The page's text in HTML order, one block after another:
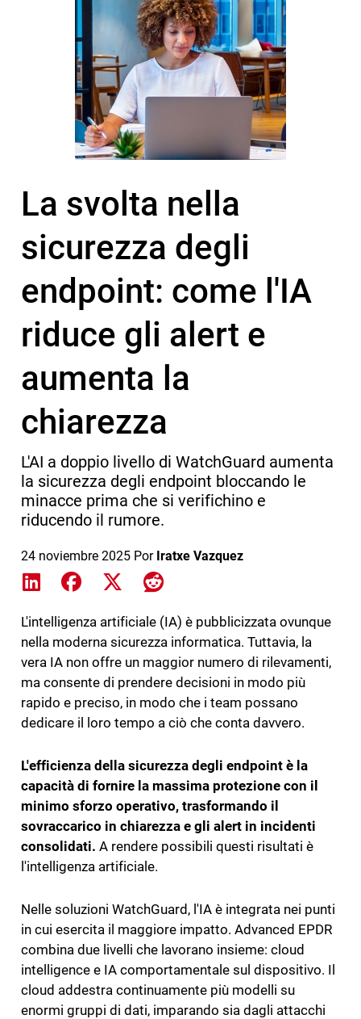
La svolta nella
sicurezza degli
endpoint: come l'IA
riduce gli alert e
aumenta la
chiarezza
L'AI a doppio livello di WatchGuard aumenta
la sicurezza degli endpoint bloccando le
minacce prima che si verifichino e
riducendo il rumore.
24 noviembre 2025 Por Iratxe Vazquez
Share on LinkedIn
Share on Facebook
Share on XShare on Reddit
L'intelligenza artificiale (IA) è pubblicizzata ovunque
nella moderna sicurezza informatica. Tuttavia, la
vera IA non offre un maggior numero di rilevamenti,
ma consente di prendere decisioni in modo più
rapido e preciso, in modo che i team possano
dedicare il loro tempo a ciò che conta davvero.
L'efficienza della sicurezza degli endpoint è la
capacità di fornire la massima protezione con il
minimo sforzo operativo, trasformando il
sovraccarico in chiarezza e gli alert in incidenti
consolidati. A rendere possibili questi risultati è
l'intelligenza artificiale.
Nelle soluzioni WatchGuard, l'IA è integrata nei punti
in cui esercita il maggiore impatto. Advanced EPDR
combina due livelli che lavorano insieme: cloud
intelligence e IA comportamentale sul dispositivo. Il
cloud addestra continuamente più modelli su
enormi gruppi di dati, imparando sia dagli attacchi